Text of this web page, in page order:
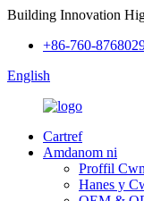
Building Innovation
+86-760-
English
Cartref
Amdanom ni
Proffil
Hanes y